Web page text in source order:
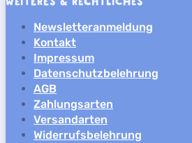
Newsletteranmeldung
Kontakt
Impressum
Datenschutzbelehrung
AGB
Zahlungsarten
Versandarten
Widerrufsbelehrung